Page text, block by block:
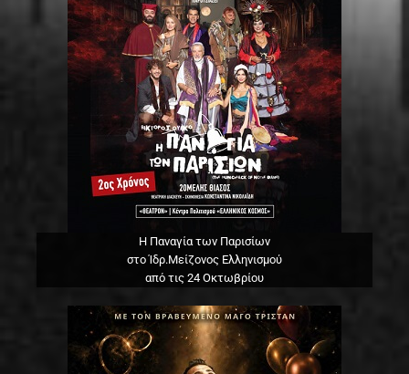
Η Παναγία των Παρισίων
στο Ίδρ.Μείζονος Ελληνισμού
από τις 24 Οκτωβρίου